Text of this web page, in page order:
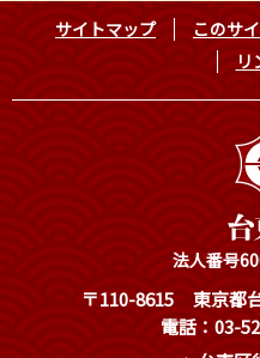
サイトマップ このサ
リ
法人番号
〒110-8615
東京都
電話：03-